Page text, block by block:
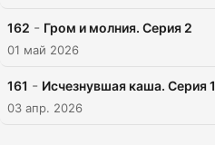
162 - Гром и молния. Серия 2
01 май 2026
161 - Исчезнувшая каша. Серия 1
03 апр. 2026